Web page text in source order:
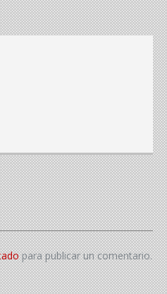
para publicar un comentario.